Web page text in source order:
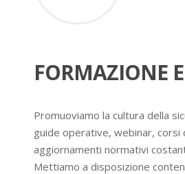
FORMAZIONE
Promuoviamo la cultura della
guide operative, webinar, corsi
aggiornamenti normativi
Mettiamo a disposizione